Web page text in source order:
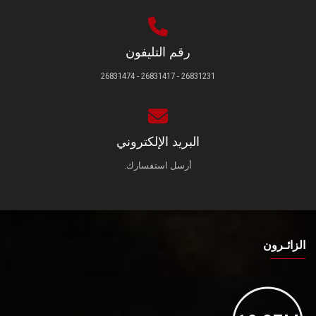
رقم التليفون
26831231 - 26831417 - 26831474
البريد الإلكتروني
أرسل استفسارك.
الزائـرون